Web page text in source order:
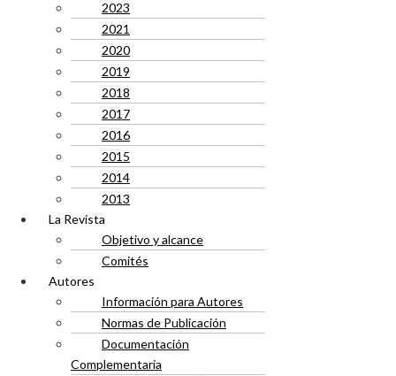
2023
2021
2020
2019
2018
2017
2016
2015
2014
2013
La Revista
Objetivo y alcance
Comités
Autores
Información para Autores
Normas de Publicación
Documentación
Complementaria